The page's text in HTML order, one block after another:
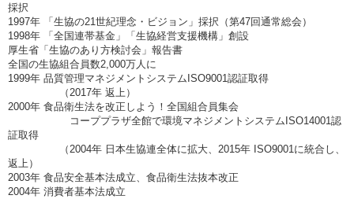
採択
1997年 「生協の21世紀理念・ビジョン」採択（第47回通常総会）
1998年 「全国連帯基金」「生協経営支援機構」創設
厚生省「生協のあり方検討会」報告書
全国の生協組合員数2,000万人に
1999年 品質管理マネジメントシステムISO9001認証取得
（2017年 返上）
2000年 食品衛生法を改正しよう！全国組合員集会
コーププラザ全館で環境マネジメントシステムISO14001認
証取得
（2004年 日本生協連全体に拡大、2015年 ISO9001に統合し、
返上）
2003年 食品安全基本法成立、食品衛生法抜本改正
2004年 消費者基本法成立